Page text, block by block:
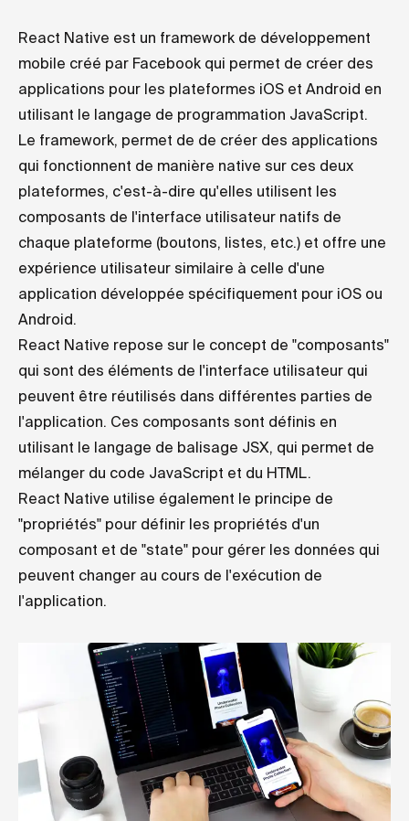
React Native est un framework de développement
mobile créé par Facebook qui permet de créer des
applications pour les plateformes iOS et Android en
utilisant le langage de programmation JavaScript.
Le framework, permet de de créer des applications
qui fonctionnent de manière native sur ces deux
plateformes, c'est-à-dire qu'elles utilisent les
composants de l'interface utilisateur natifs de
chaque plateforme (boutons, listes, etc.) et offre une
expérience utilisateur similaire à celle d'une
application développée spécifiquement pour iOS ou
Android.
React Native repose sur le concept de "composants"
qui sont des éléments de l'interface utilisateur qui
peuvent être réutilisés dans différentes parties de
l'application. Ces composants sont définis en
utilisant le langage de balisage JSX, qui permet de
mélanger du code JavaScript et du HTML.
React Native utilise également le principe de
"propriétés" pour définir les propriétés d'un
composant et de "state" pour gérer les données qui
peuvent changer au cours de l'exécution de
l'application.